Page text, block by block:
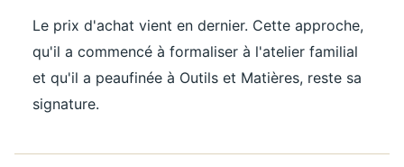
Le prix d'achat vient en dernier. Cette approche,
qu'il a commencé à formaliser à l'atelier familial
et qu'il a peaufinée à Outils et Matières, reste sa
signature.